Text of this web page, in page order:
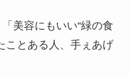
美容にもいい“緑の食
ことある人、手ぇあげ